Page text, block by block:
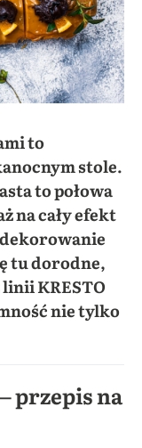
to
stole.
to połowa
na cały efekt
tu dorodne,
KRESTO
nie tylko
przepis na